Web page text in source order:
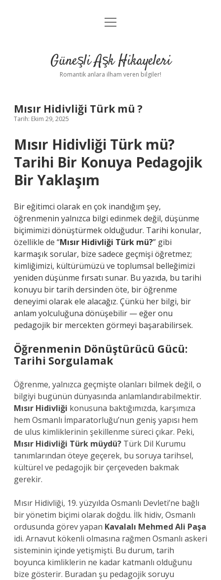
Anasayfa
Yasal Uyarı
menüyü
Güneşli Aşk Hikayeleri
Romantik anlara ilham veren bilgiler!
Mısır Hidivliği Türk mü ?
Tarih: Ekim 29, 2025
Mısır Hidivliği Türk mü?
Tarihi Bir Konuya Pedagojik
Bir Yaklaşım
Bir eğitimci olarak en çok inandığım şey,
öğrenmenin yalnızca bilgi edinmek değil, düşünme
biçimimizi dönüştürmek olduğudur. Tarihi konular,
özellikle de “Mısır Hidivliği Türk mü?” gibi
karmaşık sorular, bize sadece geçmişi öğretmez;
kimliğimizi, kültürümüzü ve toplumsal belleğimizi
yeniden düşünme fırsatı sunar. Bu yazıda, bu tarihi
konuyu bir tarih dersinden öte, bir öğrenme
deneyimi olarak ele alacağız. Çünkü her bilgi, bir
anlam yolculuğuna dönüşebilir — eğer onu
pedagojik bir mercekten görmeyi başarabilirsek.
Öğrenmenin Dönüştürücü Gücü:
Tarihi Sorgulamak
Öğrenme, yalnızca geçmişte olanları bilmek değil, o
bilgiyi bugünün dünyasında anlamlandırabilmektir.
Mısır Hidivliği konusuna baktığımızda, karşımıza
hem Osmanlı İmparatorluğu’nun geniş yapısı hem
de ulus kimliklerinin şekillenme süreci çıkar. Peki,
Mısır Hidivliği Türk müydü? Türk Dil Kurumu
tanımlarından öteye geçerek, bu soruya tarihsel,
kültürel ve pedagojik bir çerçeveden bakmak
gerekir.
Mısır Hidivliği, 19. yüzyılda Osmanlı Devleti’ne bağlı
bir yönetim biçimi olarak doğdu. İlk hidiv, Osmanlı
ordusunda görev yapan Kavalalı Mehmed Ali Paşa
idi. Arnavut kökenli olmasına rağmen Osmanlı askeri
sisteminin içinde yetişmişti. Bu durum, tarih
boyunca kimliklerin ne kadar katmanlı olduğunu
bize gösterir. Buradan şu pedagojik soruyu